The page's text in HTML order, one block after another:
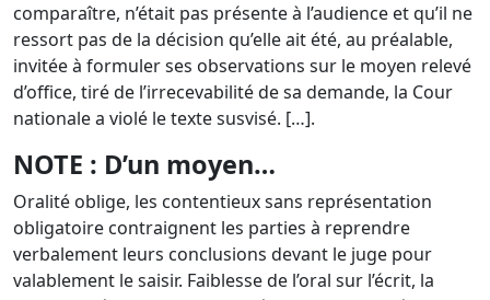
comparaître, n’était pas présente à l’audience et qu’il ne
ressort pas de la décision qu’elle ait été, au préalable,
invitée à formuler ses observations sur le moyen relevé
d’office, tiré de l’irrecevabilité de sa demande, la Cour
nationale a violé le texte susvisé. […].
NOTE : D’un moyen…
Oralité oblige, les contentieux sans représentation
obligatoire contraignent les parties à reprendre
verbalement leurs conclusions devant le juge pour
valablement le saisir. Faiblesse de l’oral sur l’écrit, la